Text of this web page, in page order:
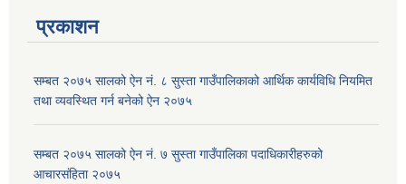
प्रकाशन
सम्बत २०७५ सालको ऐन नं. ८ सुस्ता गाउँपालिकाको आर्थिक कार्यविधि नियमित
तथा व्यवस्थित गर्न बनेको ऐन २०७५
सम्बत २०७५ सालको ऐन नं. ७ सुस्ता गाउँपालिका पदाधिकारीहरुको
आचारसंहिता २०७५